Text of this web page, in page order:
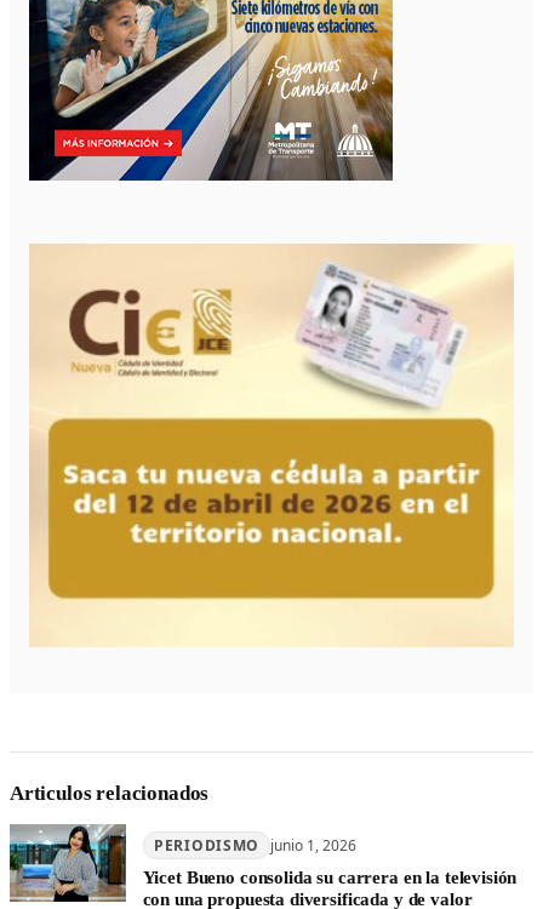
Articulos relacionados
PERIODISMO junio 1, 2026
Yicet Bueno consolida su carrera en la televisión
con una propuesta diversificada y de valor